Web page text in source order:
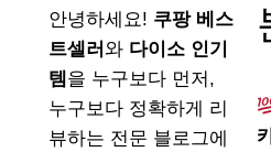
안녕하세요! 쿠팡 베스
트셀러 와 다이소 인기
템 을 누구보다 먼저,
누구보다 정확하게 리
뷰하는 전문 블로그에